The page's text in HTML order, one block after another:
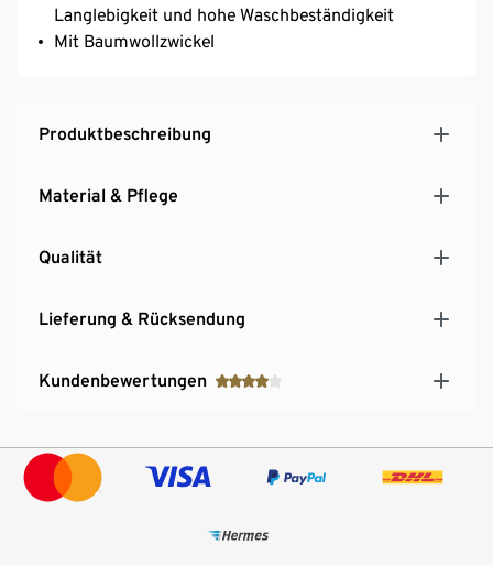
Langlebigkeit und hohe Waschbeständigkeit
Mit Baumwollzwickel
Produktbeschreibung
Material & Pflege
Qualität
Lieferung & Rücksendung
Kundenbewertungen